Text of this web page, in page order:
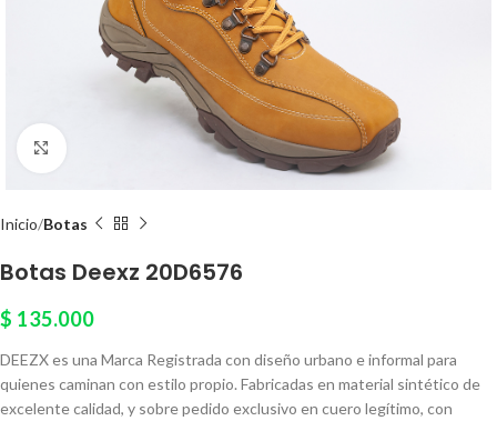
Inicio Botas
Botas Deexz 20D6576
$ 135.000
DEEZX es una Marca Registrada con diseño urbano e informal para
quienes caminan con estilo propio. Fabricadas en material sintético de
excelente calidad, y sobre pedido exclusivo en cuero legítimo, con